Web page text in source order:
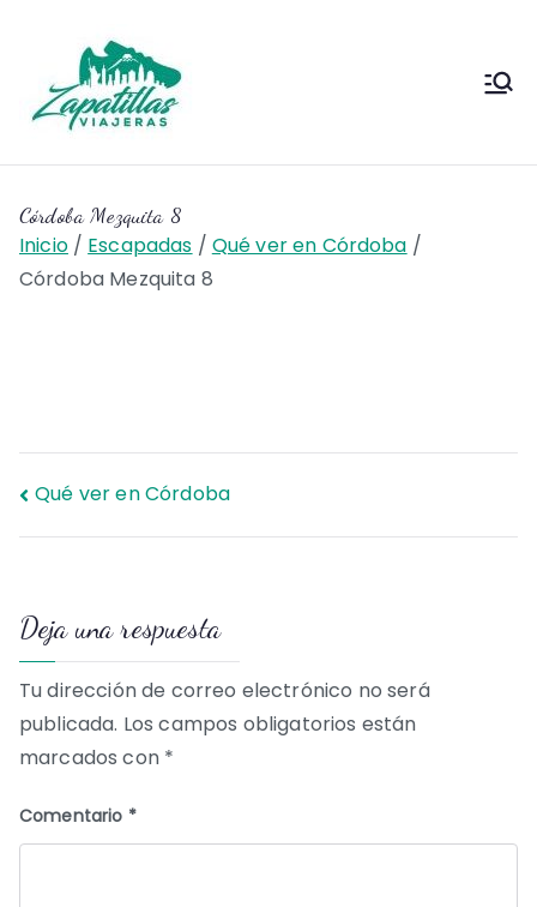
contenido
Viajeras
Córdoba Mezquita 8
Inicio Escapadas
Qué ver en Córdoba
Córdoba Mezquita 8
Navegación
entradas
Qué ver en Córdoba
Deja una respuesta
Tu dirección de correo electrónico no será
publicada. Los campos obligatorios están
marcados con *
Comentario *